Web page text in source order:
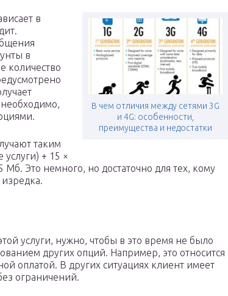
В чем отличия между сетями 3G
и 4G: особенности,
преимущества и недостатки
в
в
количество
таким
услуги) + 15 ×
Это немного, но достаточно для тех, кому
услуги, нужно, чтобы в это время не было
других опций. Например, это относится
оплатой. В других ситуациях клиент имеет
ограничений.